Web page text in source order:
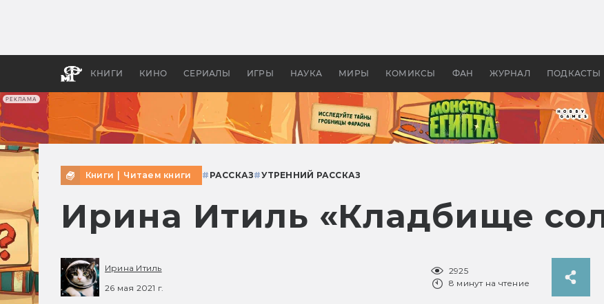
РЕКЛАМА
КНИГИ КИНО СЕРИАЛЫ ИГРЫ НАУКА МИРЫ КОМИКСЫ ФАН ЖУРНАЛ ПОДКАСТЫ
апокалипсис, в России —
бы «Властелина колец»
Книги Читаем книги # РАССКАЗ#УТРЕННИЙ РАССКАЗ
Ирина Итиль «Кладбище
Ирина Итиль
26 мая 2021 г.
2925
8 минут на чтение